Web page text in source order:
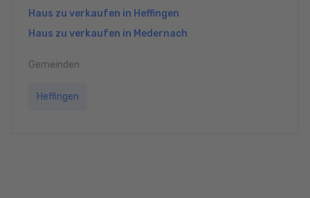
Haus zu verkaufen in Heffingen
Haus zu verkaufen in Medernach
Gemeinden
Heffingen